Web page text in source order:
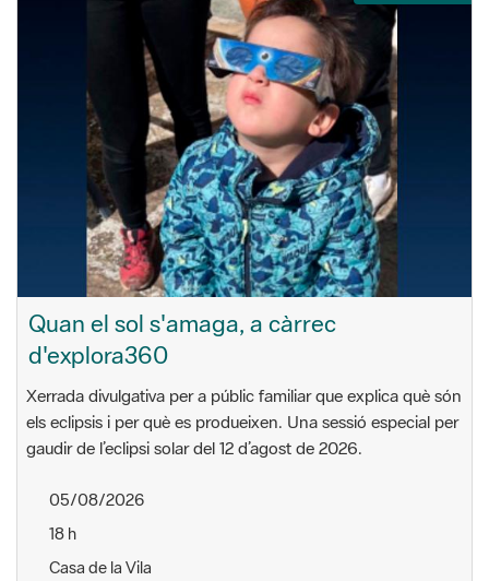
Quan el sol s'amaga, a càrrec
d'explora360
Xerrada divulgativa per a públic familiar que explica què són
els eclipsis i per què es produeixen. Una sessió especial per
gaudir de l’eclipsi solar del 12 d’agost de 2026.
05/08/2026
18 h
Casa de la Vila